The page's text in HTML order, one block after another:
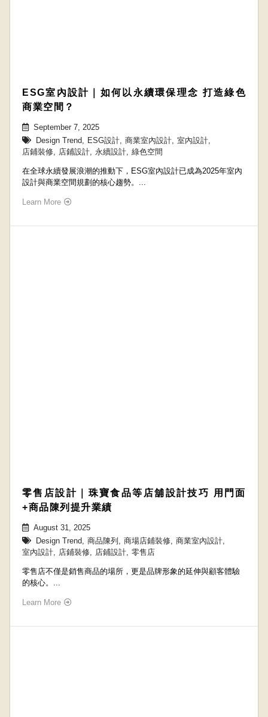
ESG室內設計｜如何以永續環保理念 打造綠色
商業空間？
September 7, 2025
Design Trend, ESG設計, 商業室內設計, 室內設計,
店鋪裝修, 店鋪設計, 永續設計, 綠色空間
在全球永續發展浪潮的推動下，ESG室內設計已成為2025年室內
設計與商業空間規劃的核心趨勢。...
Learn More
零售店設計｜珠寶食品等店舖設計技巧 用門面
+商品陳列提升業績
August 31, 2025
Design Trend, 商品陳列 , 商場店鋪裝修, 商業室內設計,
室內設計, 店鋪裝修, 店鋪設計, 零售店
零售店不僅是銷售商品的場所，更是品牌形象的延伸與顧客體驗
的核心。...
Learn More